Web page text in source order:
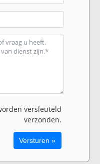
versleuteld
verzonden.